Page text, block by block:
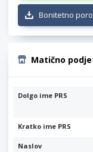
Bonitetno
Matično
Dolgo ime PRS
Kratko ime PRS
Naslov